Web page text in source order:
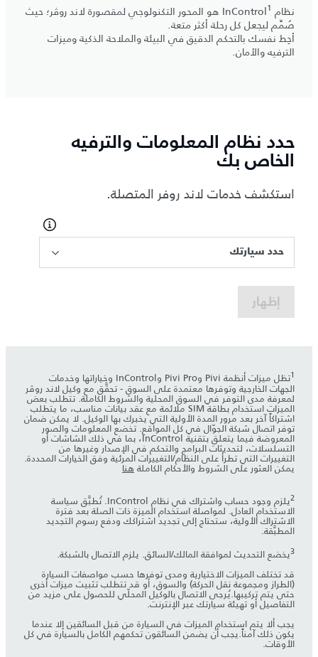
نظام InControl 1
هو المحور التكنولوجي لمقصورة لاند روڤر؛ حيث
صُمِّم ليجعل كل رحلة أكثر متعة.
أحِط نفسك بالتحكم الدقيق في البيئة والملاحة الذكية وميزات
الترفيه والأمان.
حدد نظام المعلومات والترفيه
الخاص بك
استكشف خدمات لاند روفر المتصلة.
حدد سيارتك
إظهار
1 تظل ميزات أنظمة Pivi وPivi Pro وInControl وخياراتها وخدمات
الجهات الخارجية وتوفرها معتمدة على السوق - تحقَّق مع وكيل لاند روڤر
لمعرفة مدى التوفر في السوق المحلية والشروط الكاملة. تتطلب بعض
الميزات استخدام بطاقة SIM ملائمة مع عقد بيانات مناسب، ما يتطلب
اشتراكاً آخر بعد مرور المدة الأولية التي يخبرك بها الوكيل. لا يمكن ضمان
توفر اتصال شبكة الجوّال في كل المواقع. تخضع المعلومات والصور
المعروضة فيما يتعلق بتقنية InControl، بما في ذلك الشاشات أو
التسلسلات، لتحديثات البرامج والتحكم في الإصدار وغيرها من
التغييرات التي تطرأ على النظام/التغييرات المرئية وفق الخيارات المحددة.
يمكن العثور على الشروط والأحكام الكاملة هنا
2 يلزم وجود حساب واشتراك في نظام InControl. تُطبَّق سياسة
الاستخدام العادل. لمواصلة استخدام الميزة ذات الصلة بعد فترة
الاشتراك الأولية، ستحتاج إلى تجديد اشتراكك ودفع رسوم التجديد
المطبَّقة.
3يخضع التحديث لموافقة المالك/السائق. يلزم الاتصال بالشبكة.
قد تختلف الميزات الاختيارية ومدى توفرها حسب مواصفات السيارة
(الطراز ومجموعة نقل الحركة) والسوق، أو قد تتطلب تثبيت ميزات أخرى
حتى يتم تركيبها.يُرجى الاتصال بالوكيل المحلّي للحصول على مزيد من
التفاصيل أو تهيئة سيارتك عبر الإنترنت.
يجب ألا يتم استخدام الميزات في السيارة من قبل السائقين إلا عندما
يكون ذلك آمناً.يجب أن يضمن السائقون تحكمهم الكامل بالسيارة في كل
الأوقات.